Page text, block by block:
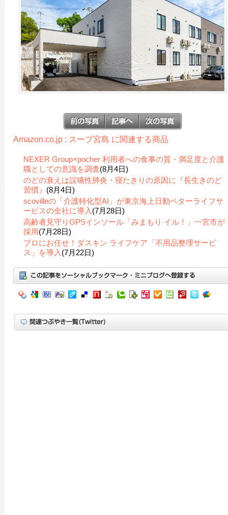
Amazon.co.jp : スープ宮島 に関連する商品
NEXER Group×pocher 利用者への食事の質・満足度と介護
職としての意識を調査(8月4日)
のどの衰えは誤嚥性肺炎・寝たきりの原因に『長生きのど
習慣』 (8月4日)
scovilleの「介護特化型AI」が東京海上日動ベターライフサ
ービスの全社に導入 (7月28日)
高齢者見守りGPSインソール「みまもり イル！」一宮市が
採用(7月28日)
プロにお任せ！ダスキン ライフケア「不用品整理サービ
ス」を導入 (7月22日)